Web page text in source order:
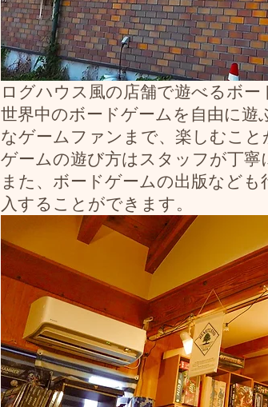
ログハウス風の店舗で遊べるボー
世界中のボードゲームを自由に
なゲームファンまで、楽しむこと
ゲームの遊び方はスタッフが丁寧
また、ボードゲームの出版など
入することができます。